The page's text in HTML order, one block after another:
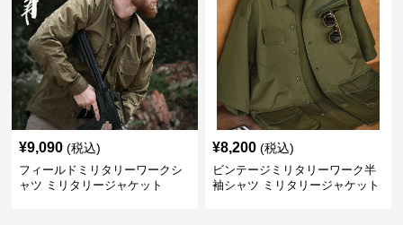
¥9,090 (税込)
フィールドミリタリーワークシ
ャツ ミリタリージャケット
¥8,200 (税込)
ビンテージミリタリーワーク半
袖シャツ ミリタリージャケット